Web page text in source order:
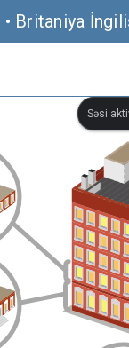
• Britaniya
Səsi